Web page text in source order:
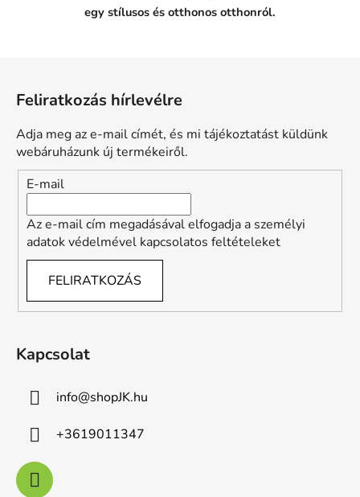
egy stílusos és otthonos otthonról.
Feliratkozás hírlevélre
Adja meg az e-mail címét, és mi tájékoztatást küldünk
webáruházunk új termékeiről.
E-mail
Az e-mail cím megadásával elfogadja a személyi
adatok védelmével kapcsolatos feltételeket
FELIRATKOZÁS
Kapcsolat
info@shopJK.hu
+3619011347